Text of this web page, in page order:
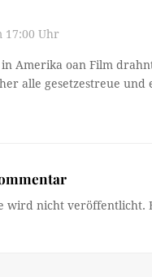
17:00 Uhr
Amerika oan Film
alle gesetzestreue und
wird nicht veröffentlicht.